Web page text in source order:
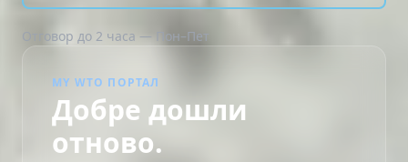
Отговор до 2 часа — Пон–Пет
MY WTO ПОРТАЛ
Добре дошли
отново.